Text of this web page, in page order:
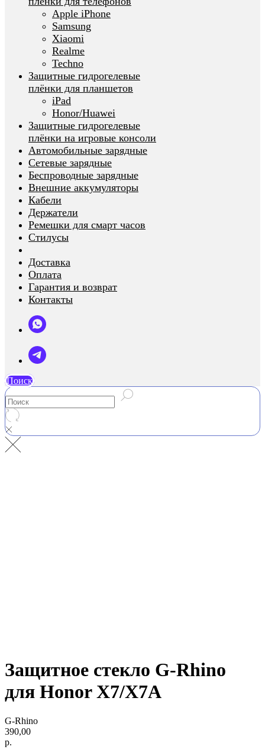
Apple iPhone
Samsung
Xiaomi
Realme
Techno
Защитные гидрогелевые
плёнки для планшетов
iPad
Honor/Huawei
Защитные гидрогелевые
плёнки на игровые консоли
Автомобильные зарядные
Сетевые зарядные
Беспроводные зарядные
Внешние аккумуляторы
Кабели
Держатели
Ремешки для смарт часов
Стилусы
Доставка
Оплата
Гарантия и возврат
Контакты
Поиск
Защитное стекло G-Rhino
для Honor X7/X7A
G-Rhino
390,00
р.